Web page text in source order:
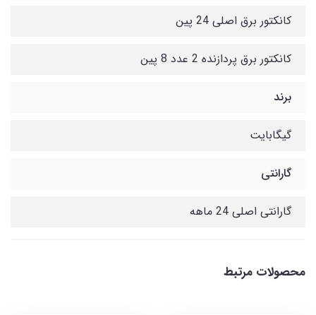
کانکتور برق اصلی 24 پین
کانکتور برق پردازنده 2 عدد 8 پین
برند
گیگابایت
گارانتی
گارانتی اصلی 24 ماهه
محصولات مرتبط